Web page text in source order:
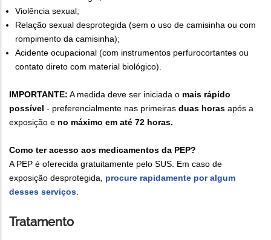
Violência sexual;
Relação sexual desprotegida (sem o uso de camisinha ou com
rompimento da camisinha);
Acidente ocupacional (com instrumentos perfurocortantes ou
contato direto com material biológico).
IMPORTANTE: A medida deve ser iniciada o mais rápido
possível - preferencialmente nas primeiras duas horas após a
exposição e no máximo em até 72 horas.
Como ter acesso aos medicamentos da PEP?
A PEP é oferecida gratuitamente pelo SUS. Em caso de
exposição desprotegida, procure rapidamente por algum
desses serviços
Tratamento